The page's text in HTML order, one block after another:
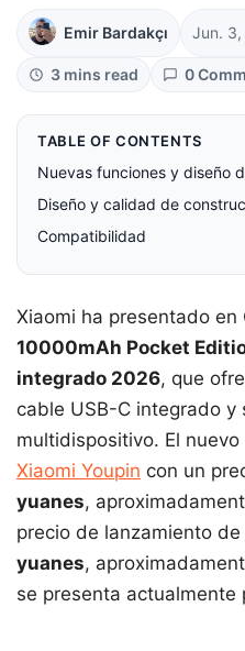
Emir Bardakçı Jun. 3,
3 mins read 0
TABLE OF CONTENTS
Nuevas funciones y diseño
Diseño y calidad de
Compatibilidad
Xiaomi ha presentado en
10000mAh Pocket
integrado 2026, que
cable USB-C integrado y
multidispositivo. El
Xiaomi Youpin con un
yuanes,
precio de lanzamiento
yuanes,
se presenta actualmente